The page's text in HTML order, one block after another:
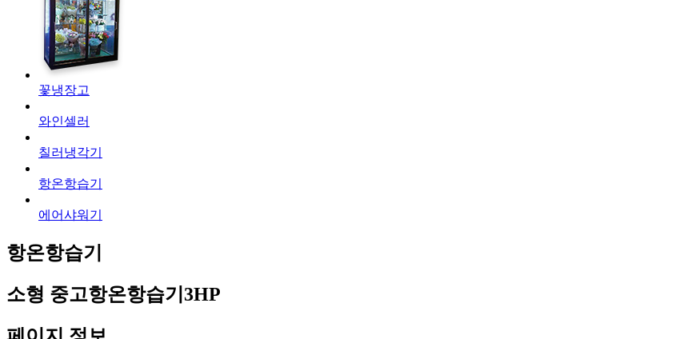
꽃냉장고
와인셀러
칠러냉각기
항온항습기
에어샤워기
항온항습기
소형 중고항온항습기3HP